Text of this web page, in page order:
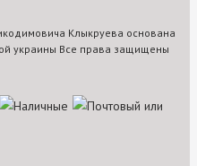
Клыкруева основана
украины Все права защищены